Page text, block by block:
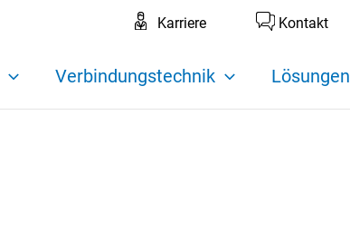
Karriere Kontakt
Verbindungstechnik Lösungen